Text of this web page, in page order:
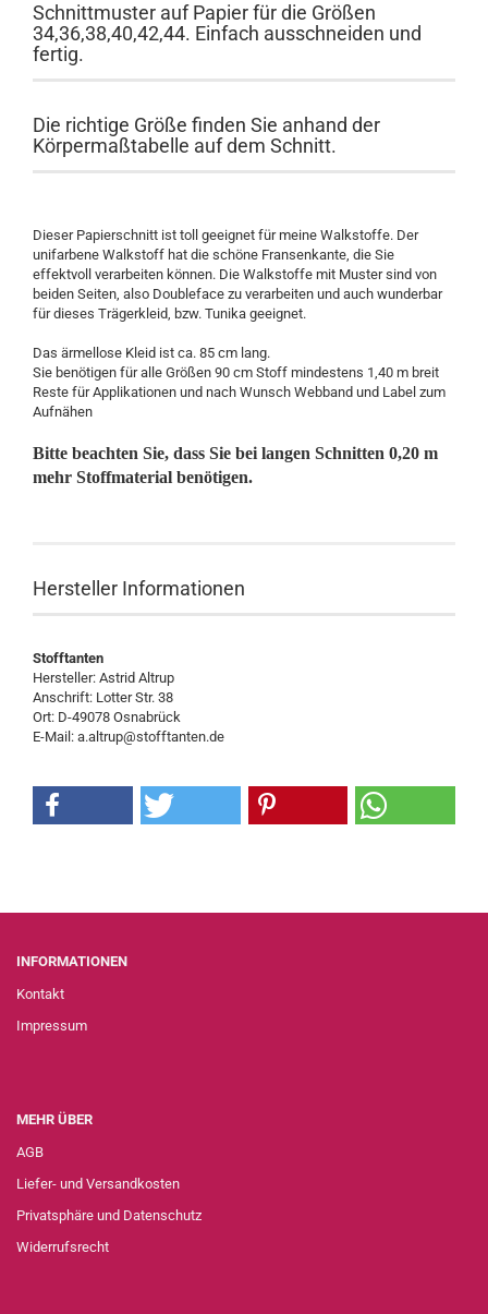
Schnittmuster auf Papier für die Größen
34,36,38,40,42,44. Einfach ausschneiden und
fertig.
Die richtige Größe finden Sie anhand der
Körpermaßtabelle auf dem Schnitt.
Dieser Papierschnitt ist toll geeignet für meine Walkstoffe. Der
unifarbene Walkstoff hat die schöne Fransenkante, die Sie
effektvoll verarbeiten können. Die Walkstoffe mit Muster sind von
beiden Seiten, also Doubleface zu verarbeiten und auch wunderbar
für dieses Trägerkleid, bzw. Tunika geeignet.
Das ärmellose Kleid ist ca. 85 cm lang.
Sie benötigen für alle Größen 90 cm Stoff mindestens 1,40 m breit
Reste für Applikationen und nach Wunsch Webband und Label zum
Aufnähen
Bitte beachten Sie, dass Sie bei langen Schnitten 0,20 m
mehr Stoffmaterial benötigen.
Hersteller Informationen
Stofftanten
Hersteller: Astrid Altrup
Anschrift: Lotter Str. 38
Ort: D-49078 Osnabrück
E-Mail: a.altrup@stofftanten.de
INFORMATIONEN
Kontakt
Impressum
MEHR ÜBER
AGB
Liefer- und Versandkosten
Privatsphäre und Datenschutz
Widerrufsrecht